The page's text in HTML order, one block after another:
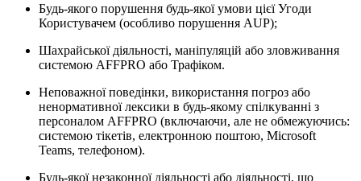
Будь-якого порушення будь-якої умови цієї Угоди
Користувачем (особливо порушення AUP);
Шахрайської діяльності, маніпуляцій або зловживання
системою AFFPRO або Трафіком.
Неповажної поведінки, використання погроз або
ненормативної лексики в будь-якому спілкуванні з
персоналом AFFPRO (включаючи, але не обмежуючись:
системою тікетів, електронною поштою, Microsoft
Teams, телефоном).
Будь-якої незаконної діяльності або діяльності, що